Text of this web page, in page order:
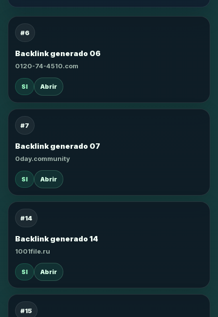
#6
Backlink generado 06
0120-74-4510.com
SI Abrir
#7
Backlink generado 07
0day.community
SI Abrir
#14
Backlink generado 14
1001file.ru
SI Abrir
#15